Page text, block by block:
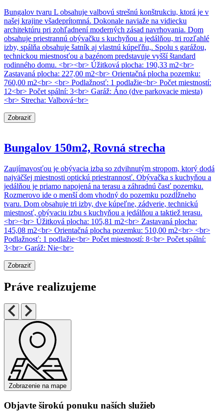
Bungalov tvaru L obsahuje valbovú strešnú konštrukciu, ktorá je v
našej krajine všadeprítomná. Dokonale naviaže na vidiecku
architektúru pri zohľadnení moderných zásad navrhovania. Dom
obsahuje priestrannú obývačku s kuchyňou a jedálňou, tri rozľahlé
izby, spálňa obsahuje šatník aj vlastnú kúpeľňu,. Spolu s garážou,
technickou miestnosťou a bazénom predstavuje vyšší štandard
rodinného domu. <br><br> Úžitková plocha: 190,33 m2<br>
Zastavaná plocha: 227,00 m2<br> Orientačná plocha pozemku:
760,00 m2<br> <br> Podlažnosť: 1 podlažie<br> Počet miestností:
12<br> Počet spální: 3<br> Garáž: Áno (dve parkovacie miesta)
<br> Strecha: Valbová<br>
Zobraziť
Bungalov 150m2, Rovná strecha
Zaujímavosťou je obývacia izba so zdvihnutým stropom, ktorý dodá
najväčšej miestnosti optickú priestrannosť. Obývačka s kuchyňou a
jedálňou je priamo napojená na terasu a záhradnú časť pozemku.
Rozmerovo ide o menší dom vhodný do pozemku pozdĺžneho
tvaru. Dom obsahuje tri izby, dve kúpeľne, zádverie, technickú
miestnosť, obývaciu izbu s kuchyňou a jedálňou a taktiež terasu.
<br><br> Úžitková plocha: 105,81 m2<br> Zastavaná plocha:
145,08 m2<br> Orientačná plocha pozemku: 510,00 m2<br> <br>
Podlažnosť: 1 podlažie<br> Počet miestností: 8<br> Počet spální:
3<br> Garáž: Nie<br>
Zobraziť
Práve realizujeme
Zobrazenie na mape
Objavte širokú ponuku naších služieb